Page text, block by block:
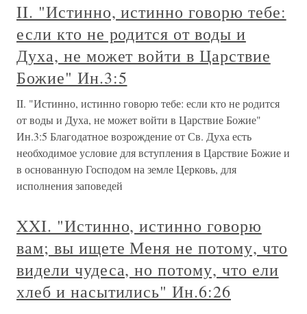
II. "Истинно, истинно говорю тебе:
если кто не родится от воды и
Духа, не может войти в Царствие
Божие" Ин.3:5
II. "Истинно, истинно говорю тебе: если кто не родится
от воды и Духа, не может войти в Царствие Божие"
Ин.3:5 Благодатное возрождение от Св. Духа есть
необходимое условие для вступления в Царствие Божие и
в основанную Господом на земле Церковь, для
исполнения заповедей
XXI. "Истинно, истинно говорю
вам; вы ищете Меня не потому, что
видели чудеса, но потому, что ели
хлеб и насытились" Ин.6:26